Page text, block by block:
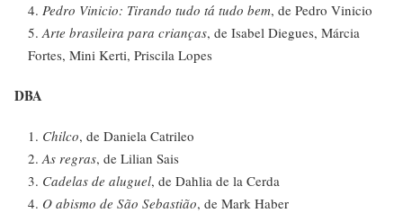
Pedro Vinicio: Tirando tudo tá tudo bem, de Pedro Vinicio
Arte brasileira para crianças, de Isabel Diegues, Márcia
Fortes, Mini Kerti, Priscila Lopes
DBA
Chilco, de Daniela Catrileo
As regras, de Lilian Sais
Cadelas de aluguel, de Dahlia de la Cerda
O abismo de São Sebastião, de Mark Haber